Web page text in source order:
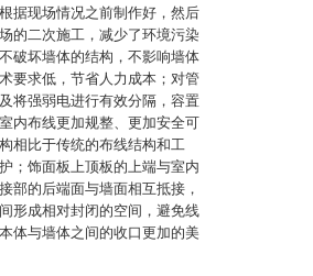
据现场情况之前制作好，然后
的二次施工，减少了环境污染
破坏墙体的结构，不影响墙体
要求低，节省人力成本；对管
将强弱电进行有效分隔，容置
内布线更加规整、更加安全可
相比于传统的布线结构和工
；饰面板上顶板的上端与室内
部的后端面与墙面相互抵接，
形成相对封闭的空间，避免线
体与墙体之间的收口更加的美